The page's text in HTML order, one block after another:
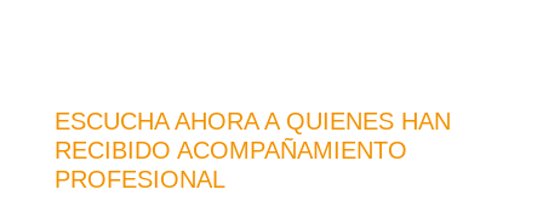
ESCUCHA AHORA A QUIENES HAN
RECIBIDO ACOMPAÑAMIENTO
PROFESIONAL